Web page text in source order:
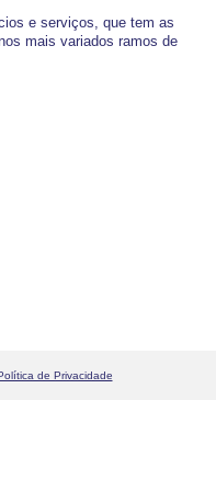
e serviços, que tem as
mais variados ramos de
de Privacidade